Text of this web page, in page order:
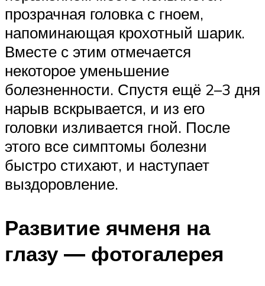
прозрачная головка с гноем,
напоминающая крохотный шарик.
Вместе с этим отмечается
некоторое уменьшение
болезненности. Спустя ещё 2–3 дня
нарыв вскрывается, и из его
головки изливается гной. После
этого все симптомы болезни
быстро стихают, и наступает
выздоровление.
Развитие ячменя на
глазу — фотогалерея